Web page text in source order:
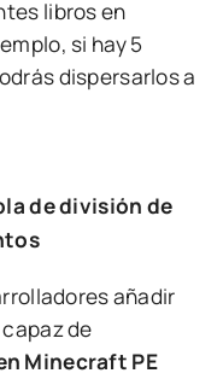
libros en
si hay 5
dispersarlos a
de división de
añadir
de
Minecraft PE